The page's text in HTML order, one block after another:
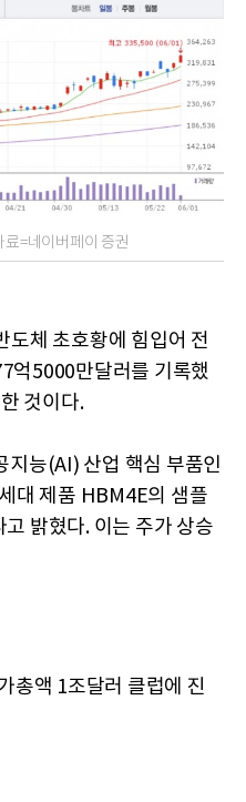
료=네이버페이 증권
도체 초호황에 힘입어 전
억5000만달러를 기록했
것이다.
지능(AI) 산업 핵심 부품인
대 제품 HBM4E의 샘플
밝혔다. 이는 주가 상승
총액 1조달러 클럽에 진